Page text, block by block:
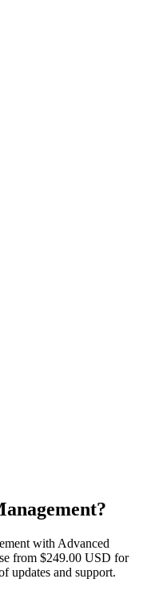
with Advanced
from $249.00 USD for
updates and support.